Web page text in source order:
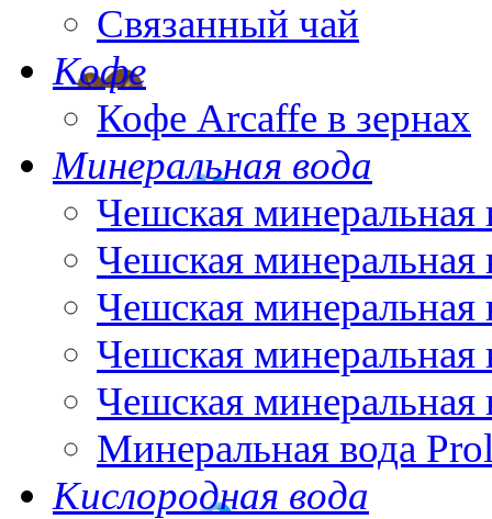
Связанный чай
Кофе
Кофе Arcaffe в зернах
Минеральная вода
Чешская минеральная
Чешская минеральная
Чешская минеральная
Чешская минеральная
Чешская минеральная
Минеральная вода
Кислородная вода